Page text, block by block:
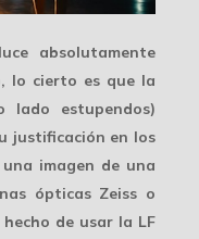
absolutamente
lo cierto es que la
estupendos)
justificación en los
imagen de una
ópticas Zeiss o
de usar la LF